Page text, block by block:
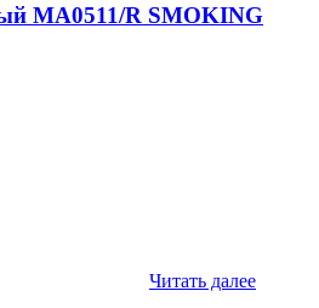
MA0511/R SMOKING
Читать далее